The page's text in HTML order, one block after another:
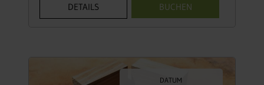
DETAILS BUCHEN
DATUM